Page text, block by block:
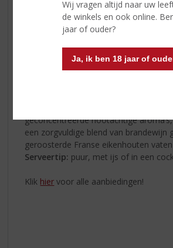
Wij vragen altijd naar uw
de winkels en ook online.
jaar of ouder?
Ja, ik ben 18 jaar of
wedstrijden en viert zijn ware diepe
verwennerij van het delen van mooie
royale toetsen van pruimen- en
afgerond met intense eikenhouten
en geroosterd brood
geconcentreerde nootachtige
een zorgvuldige blend van brandewijn
geroosterde Franse eikenhouten vaten
Serveertip: puur, met ijs of in een
Klik hier voor alle aanbiedingen!